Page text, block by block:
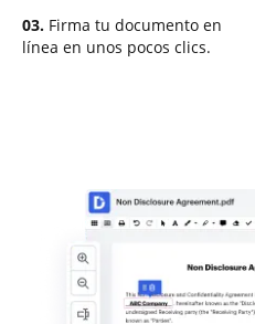
03. Firma tu documento en
línea en unos pocos clics.